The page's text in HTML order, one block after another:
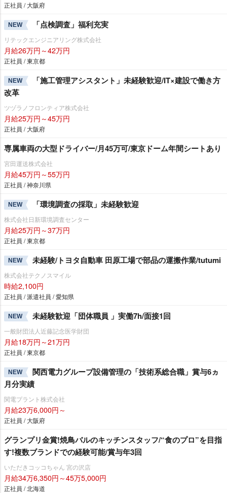
正社員 / 大阪府
NEW 「点検調査」福利充実
リテックエンジニアリング株式会社
月給26万円～42万円
正社員 / 東京都
NEW
「施工管理アシスタント」未経験歓迎/IT×建設で働き方
改革
ツヅラノフロンティア株式会社
月給25万円～45万円
正社員 / 大阪府
専属車両の大型ドライバー/月45万可/東京ドーム年間シートあり
宮田運送株式会社
月給45万円～55万円
正社員 / 神奈川県
NEW 「環境調査の採取」未経験歓迎
株式会社日新環境調査センター
月給25万円～37万円
正社員 / 東京都
NEW 未経験/トヨタ自動車 田原工場で部品の運搬作業/tutumi
株式会社テクノスマイル
時給2,100円
正社員 / 派遣社員 / 愛知県
NEW 未経験歓迎「団体職員 」実働7h/面接1回
一般財団法人近藤記念医学財団
月給18万円～21万円
正社員 / 東京都
NEW
関西電力グループ設備管理の「技術系総合職」賞与6ヵ
月分実績
関電プラント株式会社
月給23万6,000円～
正社員 / 大阪府
グランプリ金賞!焼鳥バルのキッチンスタッフ/“食のプロ”を目指
す!複数ブランドでの経験可能/賞与年3回
いただきコッコちゃん 宮の沢店
月給34万6,350円～45万5,000円
正社員 / 北海道